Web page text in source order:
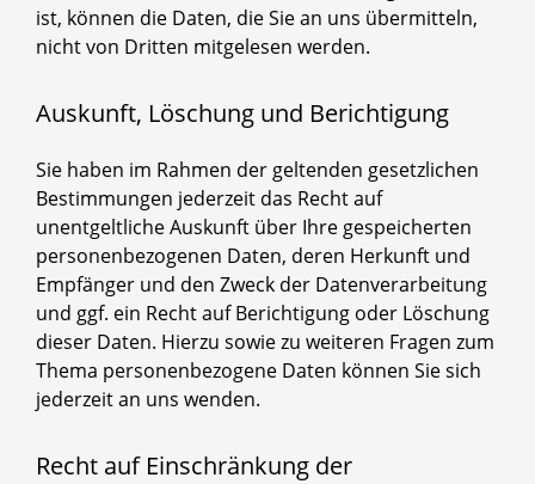
ist, können die Daten, die Sie an uns übermitteln,
nicht von Dritten mitgelesen werden.
Auskunft, Löschung und Berichtigung
Sie haben im Rahmen der geltenden gesetzlichen
Bestimmungen jederzeit das Recht auf
unentgeltliche Auskunft über Ihre gespeicherten
personenbezogenen Daten, deren Herkunft und
Empfänger und den Zweck der Datenverarbeitung
und ggf. ein Recht auf Berichtigung oder Löschung
dieser Daten. Hierzu sowie zu weiteren Fragen zum
Thema personenbezogene Daten können Sie sich
jederzeit an uns wenden.
Recht auf Einschränkung der